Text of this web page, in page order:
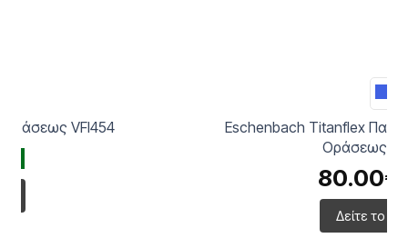
Eschenbach Titanflex Παιδικά Μεταλλικά Γυαλιά